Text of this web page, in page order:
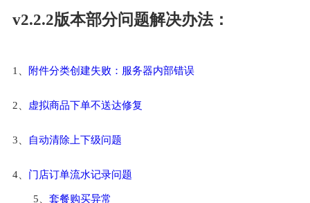
v2.2.2版本部分问题解决办法：
1、 附件分类创建失败：服务器内部错误
2、 虚拟商品下单不送达修复
3、 自动清除上下级问题
4、 门店订单流水记录问题
5、 套餐购买异常